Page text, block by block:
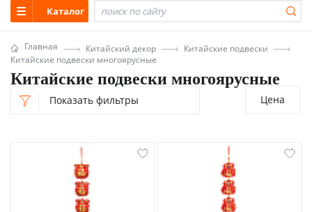
Каталог
Главная Китайский декор
Китайские подвески
Китайские подвески многоярусные
Китайские подвески многоярусные
Показать фильтры Цена